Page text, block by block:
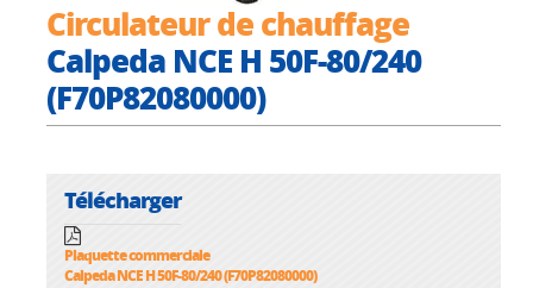
Circulateur de chauffage
Calpeda NCE H 50F-80/240
(F70P82080000)
Télécharger
Plaquette commerciale
Calpeda NCE H 50F-80/240 (F70P82080000)